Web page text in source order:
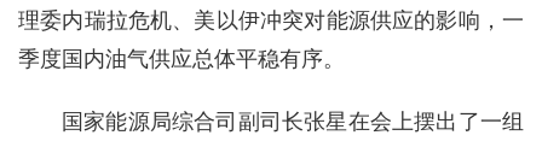
理委内瑞拉危机、美以伊冲突对能源供应的影响，一
季度国内油气供应总体平稳有序。
国家能源局综合司副司长张星在会上摆出了一组